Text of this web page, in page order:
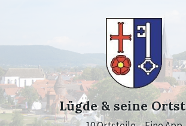
Lügde & seine